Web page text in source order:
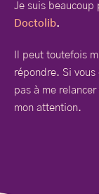
Je suis beaucoup
Doctolib.
Il peut toutefois
répondre. Si vous
pas à me
mon attention.